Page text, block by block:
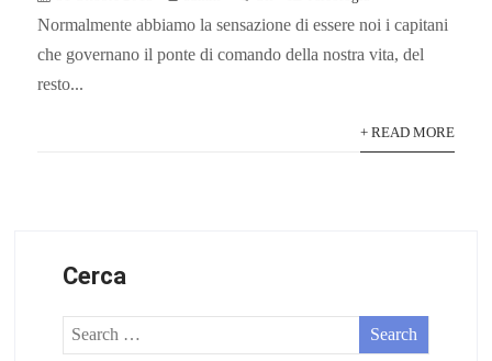
Normalmente abbiamo la sensazione di essere noi i capitani
che governano il ponte di comando della nostra vita, del
resto...
+ READ MORE
Cerca